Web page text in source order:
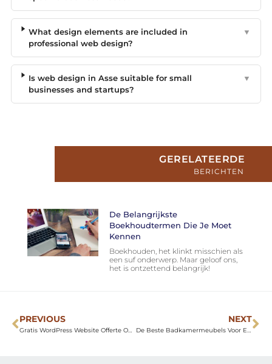
What design elements are included in
professional web design?
▼
Is web design in Asse suitable for small
businesses and startups?
▼
GERELATEERDE
BERICHTEN
De Belangrijkste
Boekhoudtermen Die Je Moet
Kennen
Boekhouden, het klinkt misschien als
een suf onderwerp. Maar geloof ons,
het is ontzettend belangrijk!
PREVIOUS
Gratis WordPress Website Offerte Ontvangen
NEXT
De Beste Badkamermeubels Voor Een Badkamer Met Een Schuin Dak